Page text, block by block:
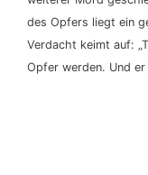
des Opfers liegt ein
Verdacht keimt auf:
Opfer werden. Und